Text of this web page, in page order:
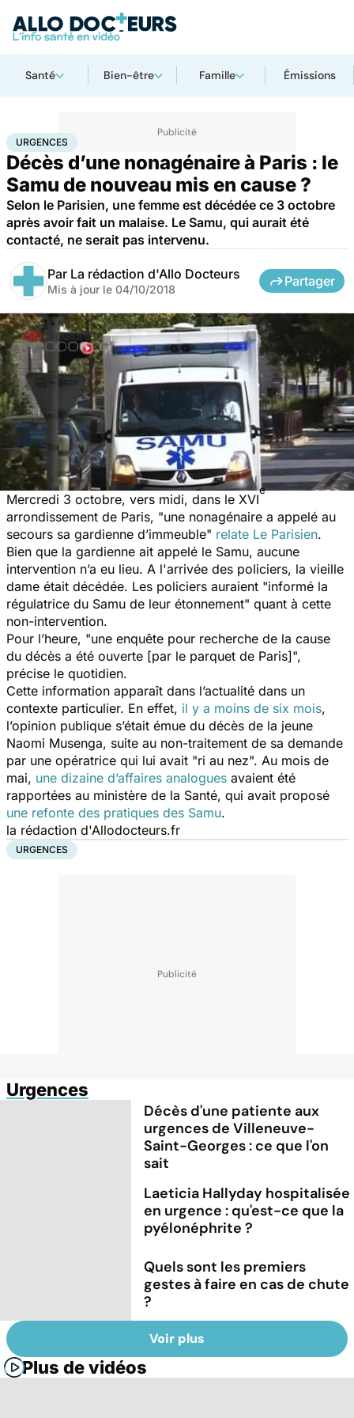
Santé Bien-être Famille Émissions
AccueilSanté Urgences
URGENCES
Décès d’une nonagénaire à Paris : le
Samu de nouveau mis en cause ?
Selon le Parisien, une femme est décédée ce 3 octobre
après avoir fait un malaise. Le Samu, qui aurait été
contacté, ne serait pas intervenu.
Par La rédaction d'Allo Docteurs
Mis à jour le 04/10/2018
Partager
Mercredi 3 octobre, vers midi, dans le XVI
e
arrondissement de Paris, "une nonagénaire a appelé au
secours sa gardienne d’immeuble" relate Le Parisien.
Bien que la gardienne ait appelé le Samu, aucune
intervention n’a eu lieu. A l'arrivée des policiers, la vieille
dame était décédée. Les policiers auraient "informé la
régulatrice du Samu de leur étonnement" quant à cette
non-intervention.
Pour l’heure, "une enquête pour recherche de la cause
du décès a été ouverte [par le parquet de Paris]",
précise le quotidien.
Cette information apparaît dans l’actualité dans un
contexte particulier. En effet, il y a moins de six mois,
l’opinion publique s’était émue du décès de la jeune
Naomi Musenga, suite au non-traitement de sa demande
par une opératrice qui lui avait "ri au nez". Au mois de
mai, une dizaine d’affaires analogues avaient été
rapportées au ministère de la Santé, qui avait proposé
une refonte des pratiques des Samu.
la rédaction d'Allodocteurs.fr
URGENCES
Urgences
Décès d'une patiente aux
urgences de Villeneuve-
Saint-Georges : ce que l'on
sait
Laeticia Hallyday hospitalisée
en urgence : qu'est-ce que la
pyélonéphrite ?
Quels sont les premiers
gestes à faire en cas de chute
?
Voir plus
Plus de vidéos